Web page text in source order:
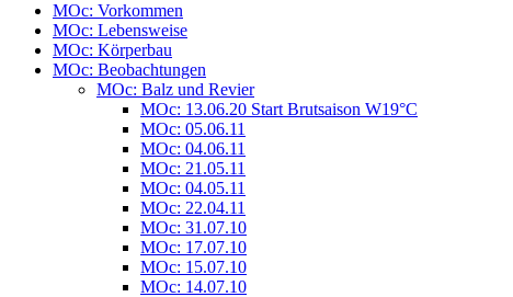
MOc: Vorkommen
MOc: Lebensweise
MOc: Körperbau
MOc: Beobachtungen
MOc: Balz und Revier
MOc: 13.06.20 Start Brutsaison W19°C
MOc: 05.06.11
MOc: 04.06.11
MOc: 21.05.11
MOc: 04.05.11
MOc: 22.04.11
MOc: 31.07.10
MOc: 17.07.10
MOc: 15.07.10
MOc: 14.07.10